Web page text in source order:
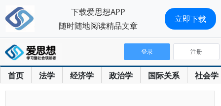
首页 法学 经济学 政治学 国际关系 社会学
登录 注册
下载爱思想APP
随时随地阅读精品文章
立即下载